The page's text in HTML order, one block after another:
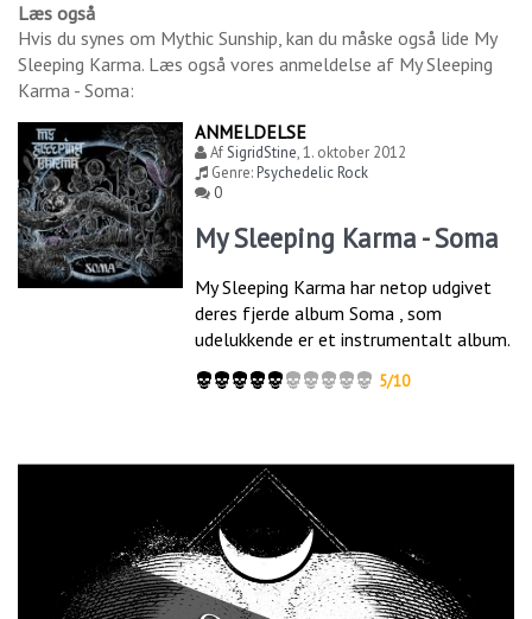
Læs også
Hvis du synes om Mythic Sunship, kan du måske også lide My
Sleeping Karma. Læs også vores anmeldelse af My Sleeping
Karma - Soma:
ANMELDELSE
AfSigridStine,1. oktober 2012
Genre:Psychedelic Rock
0
My Sleeping Karma - Soma
My Sleeping Karma har netop udgivet
deres fjerde album Soma , som
udelukkende er et instrumentalt album.
5/10